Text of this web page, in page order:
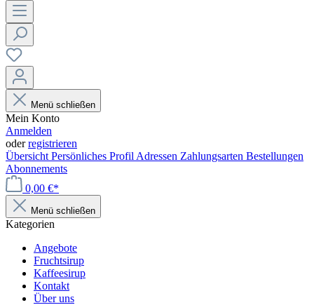
Menü schließen
Mein Konto
Anmelden
oderregistrieren
Übersicht Persönliches Profil Adressen Zahlungsarten Bestellungen
Abonnements
0,00 €*
Menü schließen
Kategorien
Angebote
Fruchtsirup
Kaffeesirup
Kontakt
Über uns